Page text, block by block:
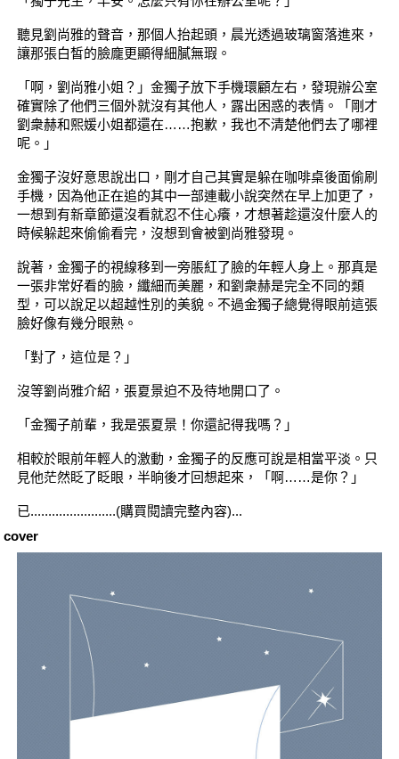
聽見劉尚雅的聲音，那個人抬起頭，晨光透過玻璃窗落進來，
讓那張白皙的臉龐更顯得細膩無瑕。
「啊，劉尚雅小姐？」金獨子放下手機環顧左右，發現辦公室
確實除了他們三個外就沒有其他人，露出困惑的表情。「剛才
劉衆赫和熙媛小姐都還在……抱歉，我也不清楚他們去了哪裡
呢。」
金獨子沒好意思說出口，剛才自己其實是躲在咖啡桌後面偷刷
手機，因為他正在追的其中一部連載小說突然在早上加更了，
一想到有新章節還沒看就忍不住心癢，才想著趁還沒什麼人的
時候躲起來偷偷看完，沒想到會被劉尚雅發現。
說著，金獨子的視線移到一旁脹紅了臉的年輕人身上。那真是
一張非常好看的臉，纖細而美麗，和劉衆赫是完全不同的類
型，可以說足以超越性別的美貌。不過金獨子總覺得眼前這張
臉好像有幾分眼熟。
「對了，這位是？」
沒等劉尚雅介紹，張夏景迫不及待地開口了。
「金獨子前輩，我是張夏景！你還記得我嗎？」
相較於眼前年輕人的激動，金獨子的反應可說是相當平淡。只
見他茫然眨了眨眼，半晌後才回想起來，「啊……是你？」
已........................(購買閱讀完整內容)...
cover